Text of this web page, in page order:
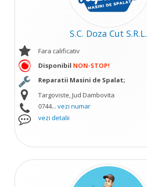
S.C. Doza Cut S.R.L.
Fara calificativ
Disponibil NON-STOP!
Reparatii Masini de Spalat;
Targoviste, Jud Dambovita
0744... vezi numar
vezi detalii